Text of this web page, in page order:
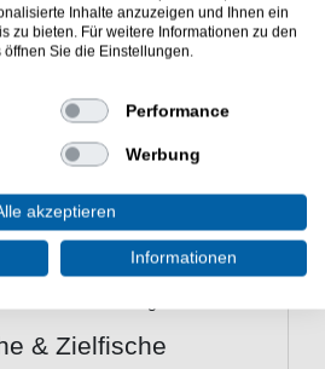
– sicherer Stauraum für
– für dauerhaften
erhältlich– passende Passform
Frontreißverschluss
& Zielfische
Inhalte anzuzeigen und Ihnen ein
zu bieten. Für weitere Informationen zu den
Sie die Einstellungen.
Performance
Werbung
akzeptieren
Informationen